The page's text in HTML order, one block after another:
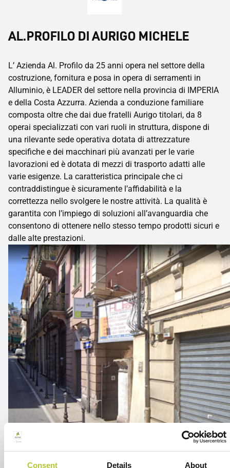
Consent Details About
AL.PROFILO DI AURIGO MICHELE
L’ Azienda Al. Profilo da 25 anni opera nel settore della
costruzione, fornitura e posa in opera di serramenti in
Alluminio, è LEADER del settore nella provincia di IMPERIA
e della Costa Azzurra. Azienda a conduzione familiare
composta oltre che dai due fratelli Aurigo titolari, da 8
operai specializzati con vari ruoli in struttura, dispone di
una rilevante sede operativa dotata di attrezzature
specifiche e dei macchinari più avanzati per le varie
lavorazioni ed è dotata di mezzi di trasporto adatti alle
varie esigenze. La caratteristica principale che ci
contraddistingue è sicuramente l’affidabilità e la
correttezza nello svolgere le nostre attività. La qualità è
garantita con l’impiego di soluzioni all’avanguardia che
consentono di ottenere nello stesso tempo prodotti sicuri e
dalle alte prestazioni.